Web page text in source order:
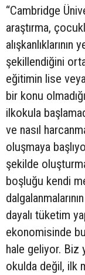
“Cambridge
araştırma,
şekillendiğini
eğitimin lise
bir konu
ilkokula
ve nasıl
oluşmaya
şekilde
boşluğu kendi
dayalı tüketim
ekonomisinde
hale geliyor. Biz
okulda değil, ilk